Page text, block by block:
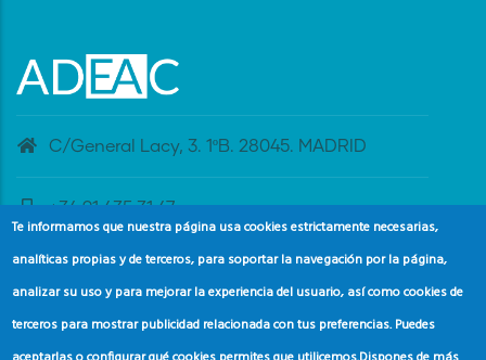
C/General Lacy, 3. 1ºB. 28045. MADRID
+34 91 435 31 47
banderaazul@adeac.es
Te informamos que nuestra página usa cookies estrictamente necesarias,
analíticas propias y de terceros, para soportar la navegación por la página,
analizar su uso y para mejorar la experiencia del usuario, así como cookies de
terceros para mostrar publicidad relacionada con tus preferencias. Puedes